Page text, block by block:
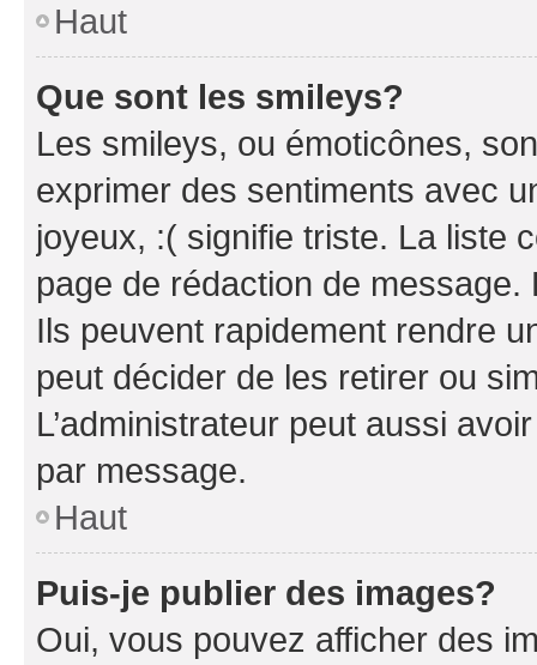
Haut
Que sont les smileys?
Les smileys, ou émoticônes,
exprimer des sentiments avec
joyeux, :( signifie triste. La liste
page de rédaction de
Ils peuvent rapidement rendre
peut décider de les retirer ou
L’administrateur peut aussi
par message.
Haut
Puis-je publier des images?
Oui, vous pouvez afficher des